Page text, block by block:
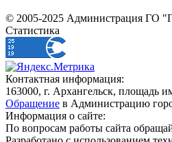
© 2005-2025 Администрация ГО
Статистика
Контактная информация:
163000, г. Архангельск, площадь
Обращение в Администрацию
Информация о сайте:
По вопросам работы сайта